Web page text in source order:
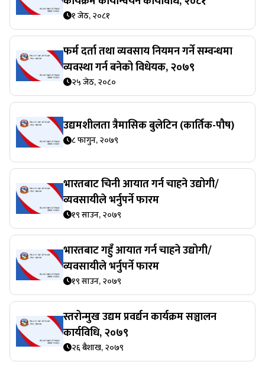
कार्यक्रम कार्यान्वयन कार्यविधि, २०८१
१ जेठ, २०८१
फर्म दर्ता तथा व्यवसाय नियमन गर्ने सम्वन्धमा
व्यवस्था गर्न बनेको विधेयक, २०७९
२५ जेठ, २०८०
उद्यमशीलता त्रैमासिक बुलेटिन (कार्तिक-पौष)
८ फागुन, २०७९
भारतबाट चिनी आयात गर्न चाहने उद्योगी/
व्यवसायीले भर्नुपर्ने फारम
१९ साउन, २०७९
भारतबाट गहुँ आयात गर्न चाहने उद्योगी/
व्यवसायीले भर्नुपर्ने फारम
१९ साउन, २०७९
स्तरोन्मुख उद्यम प्रवर्द्यन कार्यक्रम सञ्चालन
कार्यविधि, २०७९
२६ बैशाख, २०७९